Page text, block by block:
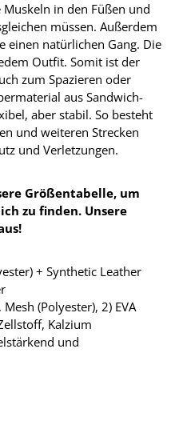
in den Füßen und
müssen. Außerdem
einen natürlichen Gang. Die
Outfit. Somit ist der
zum Spazieren oder
aus Sandwich-
aber stabil. So besteht
und weiteren Strecken
und Verletzungen.
Größentabelle, um
zu finden. Unsere
+ Synthetic Leather
Mesh (Polyester), 2) EVA
Kalzium
und